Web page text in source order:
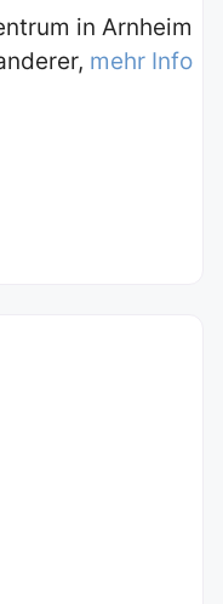
in Arnheim
mehr Info